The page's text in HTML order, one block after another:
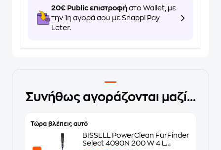
20€ Public επιστροφή στο Wallet, με
την 1η αγορά σου με Snappi Pay
Later.
Συνήθως αγοράζονται μαζί...
Τώρα βλέπεις αυτό
BISSELL PowerClean FurFinder
Select 4090N 200 W 4 L